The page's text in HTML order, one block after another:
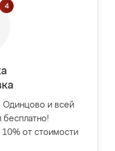
Одинцово и всей
бесплатно!
от стоимости